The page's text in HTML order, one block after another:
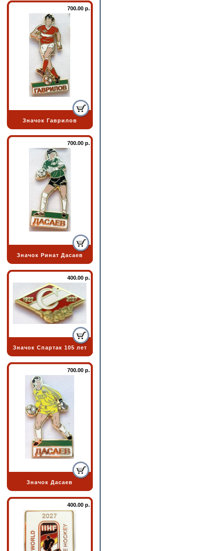
700.00 р.
Значок Гаврилов
700.00 р.
Значок Ринат Дасаев
400.00 р.
Значок Спартак 105 лет
700.00 р.
Значок Дасаев
400.00 р.